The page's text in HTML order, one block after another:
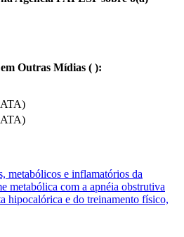
Outras Mídias ( ):
metabólicos e inflamatórios da
metabólica com a apnéia obstrutiva
hipocalórica e do treinamento físico,